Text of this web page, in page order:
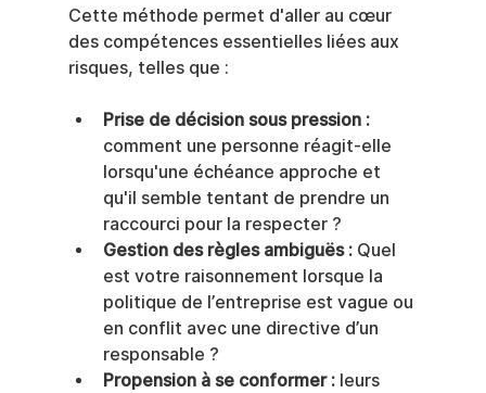
Cette méthode permet d'aller au cœur
des compétences essentielles liées aux
risques, telles que :
Prise de décision sous pression :
comment une personne réagit-elle
lorsqu'une échéance approche et
qu'il semble tentant de prendre un
raccourci pour la respecter ?
Gestion des règles ambiguës : Quel
est votre raisonnement lorsque la
politique de l’entreprise est vague ou
en conflit avec une directive d’un
responsable ?
Propension à se conformer : leurs